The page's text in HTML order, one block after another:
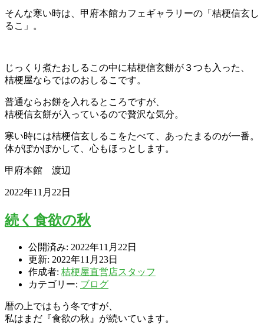
そんな寒い時は、甲府本館カフェギャラリーの「桔梗信玄し
るこ」。
じっくり煮たおしるこの中に桔梗信玄餅が３つも入った、
桔梗屋ならではのおしるこです。
普通ならお餅を入れるところですが、
桔梗信玄餅が入っているので贅沢な気分。
寒い時には桔梗信玄しるこをたべて、あったまるのが一番。
体がぽかぽかして、心もほっとします。
甲府本館 渡辺
2022年11月22日
続く食欲の秋
公開済み: 2022年11月22日
更新: 2022年11月23日
作成者: 桔梗屋直営店スタッフ
カテゴリー: ブログ
暦の上ではもう冬ですが、
私はまだ『食欲の秋』が続いています。